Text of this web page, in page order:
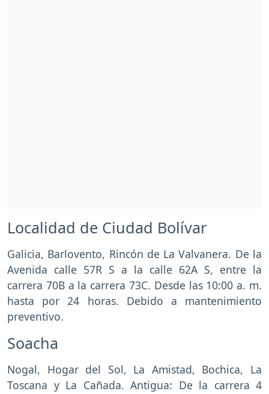
Localidad de Ciudad Bolívar
Galicia, Barlovento, Rincón de La Valvanera. De la
Avenida calle 57R S a la calle 62A S, entre la
carrera 70B a la carrera 73C. Desde las 10:00 a. m.
hasta por 24 horas. Debido a mantenimiento
preventivo.
Soacha
Nogal, Hogar del Sol, La Amistad, Bochica, La
Toscana y La Cañada. Antigua: De la carrera 4